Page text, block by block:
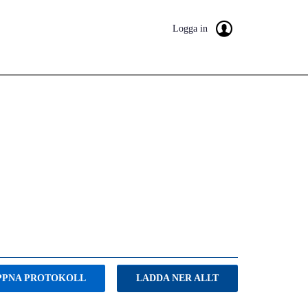
Logga in
PROTOKOLL LADDA NER ALLT